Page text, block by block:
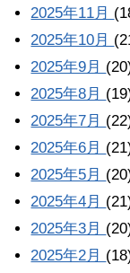
2025年11月
2025年10月
2025年9月
2025年8月
2025年7月
2025年6月
2025年5月
2025年4月
2025年3月
2025年2月